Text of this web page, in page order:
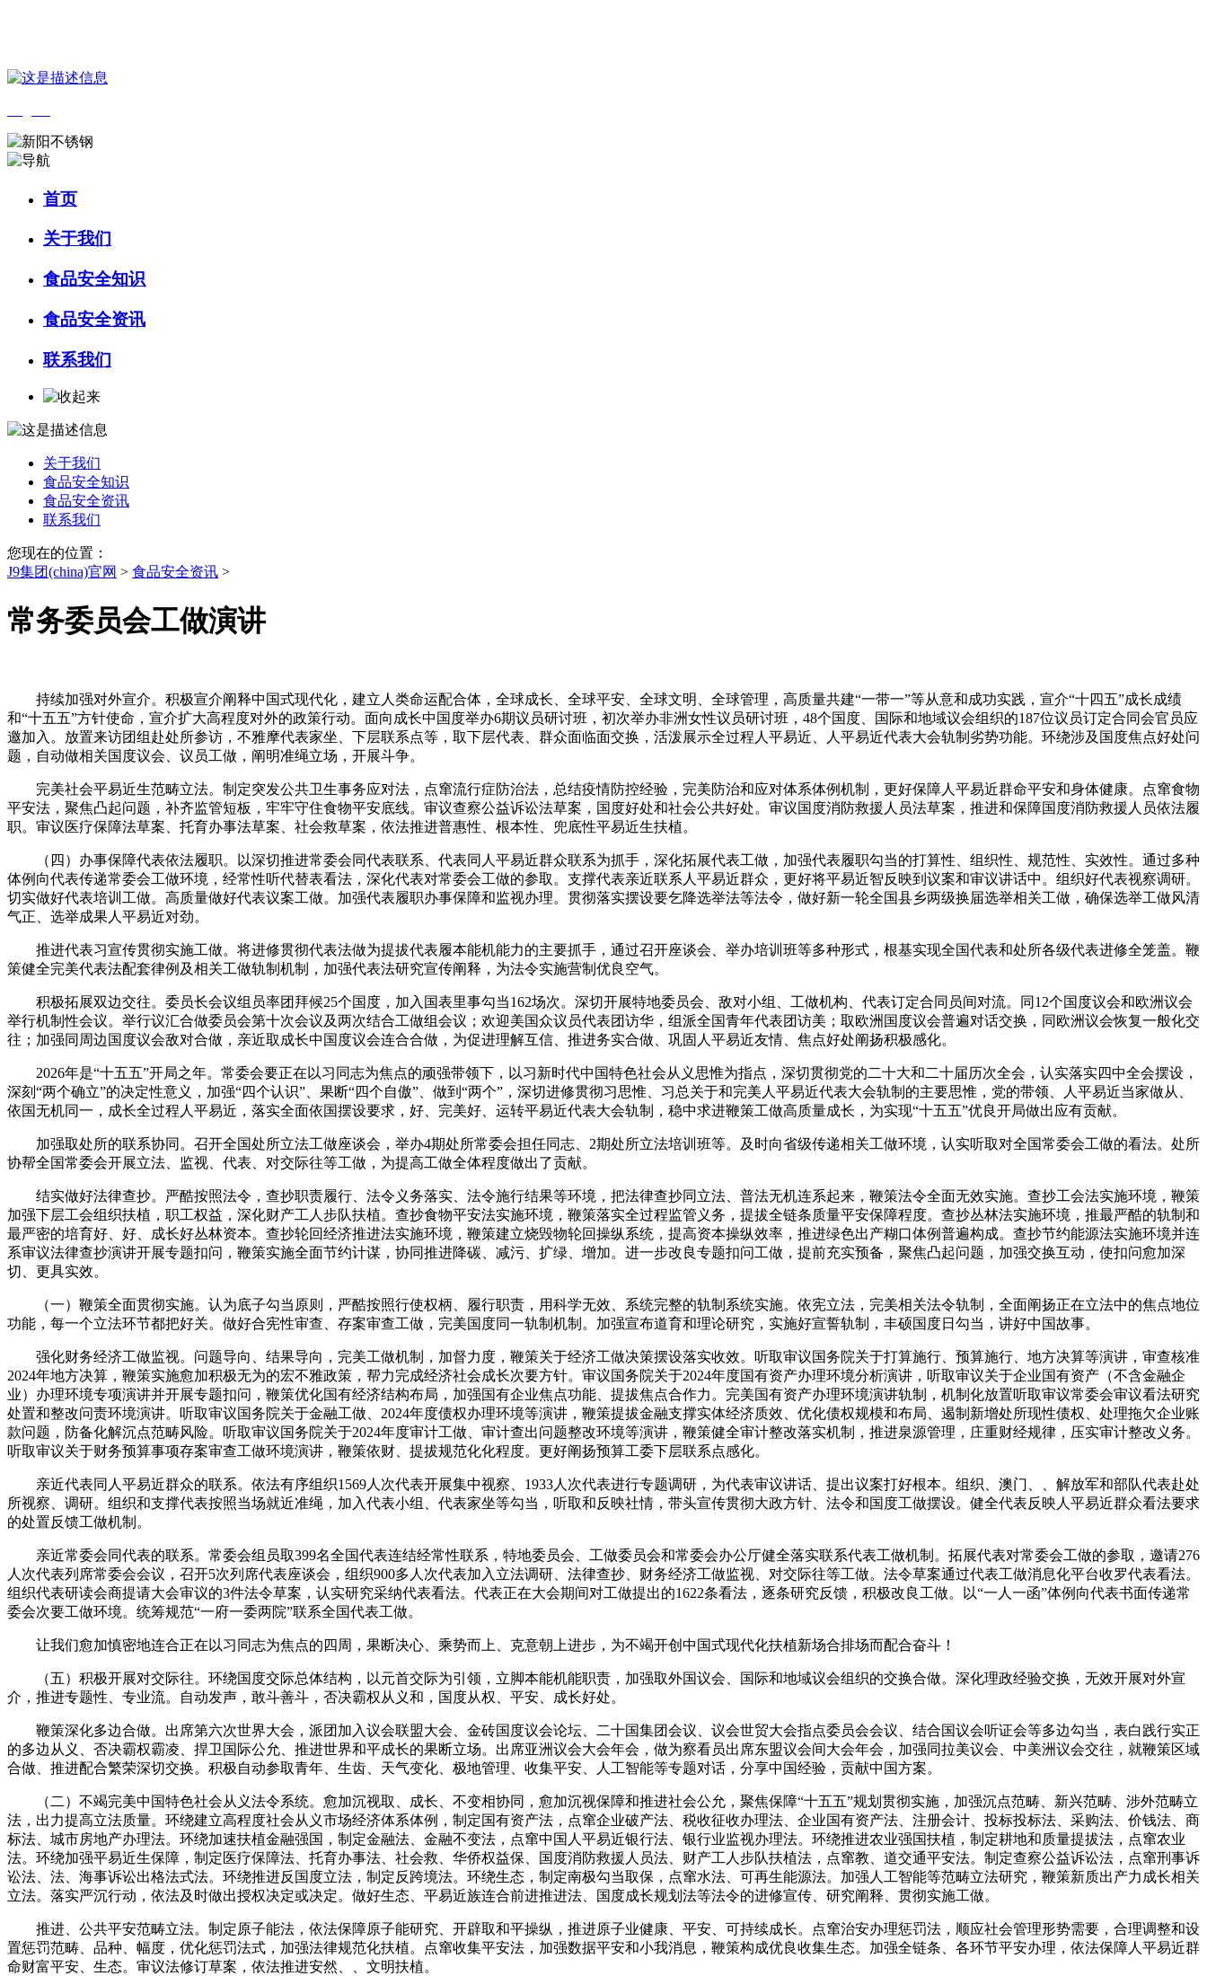
首页
关于我们
食品安全知识
食品安全资讯
联系我们
关于我们
食品安全知识
食品安全资讯
联系我们
您现在的位置：
J9集团(china)官网 > 食品安全资讯 >
常务委员会工做演讲
持续加强对外宣介。积极宣介阐释中国式现代化，建立人类命运配合体，全球成长、全球平安、全球文明、全球管理，高质量共建“一带一”等从意和成功实践，宣介“十四五”成长成绩
和“十五五”方针使命，宣介扩大高程度对外的政策行动。面向成长中国度举办6期议员研讨班，初次举办非洲女性议员研讨班，48个国度、国际和地域议会组织的187位议员订定合同会官员应
邀加入。放置来访团组赴处所参访，不雅摩代表家坐、下层联系点等，取下层代表、群众面临面交换，活泼展示全过程人平易近、人平易近代表大会轨制劣势功能。环绕涉及国度焦点好处问
题，自动做相关国度议会、议员工做，阐明准绳立场，开展斗争。
完美社会平易近生范畴立法。制定突发公共卫生事务应对法，点窜流行症防治法，总结疫情防控经验，完美防治和应对体系体例机制，更好保障人平易近群命平安和身体健康。点窜食物
平安法，聚焦凸起问题，补齐监管短板，牢牢守住食物平安底线。审议查察公益诉讼法草案，国度好处和社会公共好处。审议国度消防救援人员法草案，推进和保障国度消防救援人员依法履
职。审议医疗保障法草案、托育办事法草案、社会救草案，依法推进普惠性、根本性、兜底性平易近生扶植。
（四）办事保障代表依法履职。以深切推进常委会同代表联系、代表同人平易近群众联系为抓手，深化拓展代表工做，加强代表履职勾当的打算性、组织性、规范性、实效性。通过多种
体例向代表传递常委会工做环境，经常性听代替表看法，深化代表对常委会工做的参取。支撑代表亲近联系人平易近群众，更好将平易近智反映到议案和审议讲话中。组织好代表视察调研。
切实做好代表培训工做。高质量做好代表议案工做。加强代表履职办事保障和监视办理。贯彻落实摆设要乞降选举法等法令，做好新一轮全国县乡两级换届选举相关工做，确保选举工做风清
气正、选举成果人平易近对劲。
推进代表习宣传贯彻实施工做。将进修贯彻代表法做为提拔代表履本能机能力的主要抓手，通过召开座谈会、举办培训班等多种形式，根基实现全国代表和处所各级代表进修全笼盖。鞭
策健全完美代表法配套律例及相关工做轨制机制，加强代表法研究宣传阐释，为法令实施营制优良空气。
积极拓展双边交往。委员长会议组员率团拜候25个国度，加入国表里事勾当162场次。深切开展特地委员会、敌对小组、工做机构、代表订定合同员间对流。同12个国度议会和欧洲议会
举行机制性会议。举行议汇合做委员会第十次会议及两次结合工做组会议；欢迎美国众议员代表团访华，组派全国青年代表团访美；取欧洲国度议会普遍对话交换，同欧洲议会恢复一般化交
往；加强同周边国度议会敌对合做，亲近取成长中国度议会连合合做，为促进理解互信、推进务实合做、巩固人平易近友情、焦点好处阐扬积极感化。
2026年是“十五五”开局之年。常委会要正在以习同志为焦点的顽强带领下，以习新时代中国特色社会从义思惟为指点，深切贯彻党的二十大和二十届历次全会，认实落实四中全会摆设，
深刻“两个确立”的决定性意义，加强“四个认识”、果断“四个自傲”、做到“两个”，深切进修贯彻习思惟、习总关于和完美人平易近代表大会轨制的主要思惟，党的带领、人平易近当家做从、
依国无机同一，成长全过程人平易近，落实全面依国摆设要求，好、完美好、运转平易近代表大会轨制，稳中求进鞭策工做高质量成长，为实现“十五五”优良开局做出应有贡献。
加强取处所的联系协同。召开全国处所立法工做座谈会，举办4期处所常委会担任同志、2期处所立法培训班等。及时向省级传递相关工做环境，认实听取对全国常委会工做的看法。处所
协帮全国常委会开展立法、监视、代表、对交际往等工做，为提高工做全体程度做出了贡献。
结实做好法律查抄。严酷按照法令，查抄职责履行、法令义务落实、法令施行结果等环境，把法律查抄同立法、普法无机连系起来，鞭策法令全面无效实施。查抄工会法实施环境，鞭策
加强下层工会组织扶植，职工权益，深化财产工人步队扶植。查抄食物平安法实施环境，鞭策落实全过程监管义务，提拔全链条质量平安保障程度。查抄丛林法实施环境，推最严酷的轨制和
最严密的培育好、好、成长好丛林资本。查抄轮回经济推进法实施环境，鞭策建立烧毁物轮回操纵系统，提高资本操纵效率，推进绿色出产糊口体例普遍构成。查抄节约能源法实施环境并连
系审议法律查抄演讲开展专题扣问，鞭策实施全面节约计谋，协同推进降碳、减污、扩绿、增加。进一步改良专题扣问工做，提前充实预备，聚焦凸起问题，加强交换互动，使扣问愈加深
切、更具实效。
（一）鞭策全面贯彻实施。认为底子勾当原则，严酷按照行使权柄、履行职责，用科学无效、系统完整的轨制系统实施。依宪立法，完美相关法令轨制，全面阐扬正在立法中的焦点地位
功能，每一个立法环节都把好关。做好合宪性审查、存案审查工做，完美国度同一轨制机制。加强宣布道育和理论研究，实施好宣誓轨制，丰硕国度日勾当，讲好中国故事。
强化财务经济工做监视。问题导向、结果导向，完美工做机制，加督力度，鞭策关于经济工做决策摆设落实收效。听取审议国务院关于打算施行、预算施行、地方决算等演讲，审查核准
2024年地方决算，鞭策实施愈加积极无为的宏不雅政策，帮力完成经济社会成长次要方针。审议国务院关于2024年度国有资产办理环境分析演讲，听取审议关于企业国有资产（不含金融企
业）办理环境专项演讲并开展专题扣问，鞭策优化国有经济结构布局，加强国有企业焦点功能、提拔焦点合作力。完美国有资产办理环境演讲轨制，机制化放置听取审议常委会审议看法研究
处置和整改问责环境演讲。听取审议国务院关于金融工做、2024年度债权办理环境等演讲，鞭策提拔金融支撑实体经济质效、优化债权规模和布局、遏制新增处所现性债权、处理拖欠企业账
款问题，防备化解沉点范畴风险。听取审议国务院关于2024年度审计工做、审计查出问题整改环境等演讲，鞭策健全审计整改落实机制，推进泉源管理，庄重财经规律，压实审计整改义务。
听取审议关于财务预算事项存案审查工做环境演讲，鞭策依财、提拔规范化化程度。更好阐扬预算工委下层联系点感化。
亲近代表同人平易近群众的联系。依法有序组织1569人次代表开展集中视察、1933人次代表进行专题调研，为代表审议讲话、提出议案打好根本。组织、澳门、、解放军和部队代表赴处
所视察、调研。组织和支撑代表按照当场就近准绳，加入代表小组、代表家坐等勾当，听取和反映社情，带头宣传贯彻大政方针、法令和国度工做摆设。健全代表反映人平易近群众看法要求
的处置反馈工做机制。
亲近常委会同代表的联系。常委会组员取399名全国代表连结经常性联系，特地委员会、工做委员会和常委会办公厅健全落实联系代表工做机制。拓展代表对常委会工做的参取，邀请276
人次代表列席常委会会议，召开5次列席代表座谈会，组织900多人次代表加入立法调研、法律查抄、财务经济工做监视、对交际往等工做。法令草案通过代表工做消息化平台收罗代表看法。
组织代表研读会商提请大会审议的3件法令草案，认实研究采纳代表看法。代表正在大会期间对工做提出的1622条看法，逐条研究反馈，积极改良工做。以“一人一函”体例向代表书面传递常
委会次要工做环境。统筹规范“一府一委两院”联系全国代表工做。
让我们愈加慎密地连合正在以习同志为焦点的四周，果断决心、乘势而上、克意朝上进步，为不竭开创中国式现代化扶植新场合排场而配合奋斗！
（五）积极开展对交际往。环绕国度交际总体结构，以元首交际为引领，立脚本能机能职责，加强取外国议会、国际和地域议会组织的交换合做。深化理政经验交换，无效开展对外宣
介，推进专题性、专业流。自动发声，敢斗善斗，否决霸权从义和，国度从权、平安、成长好处。
鞭策深化多边合做。出席第六次世界大会，派团加入议会联盟大会、金砖国度议会论坛、二十国集团会议、议会世贸大会指点委员会会议、结合国议会听证会等多边勾当，表白践行实正
的多边从义、否决霸权霸凌、捍卫国际公允、推进世界和平成长的果断立场。出席亚洲议会大会年会，做为察看员出席东盟议会间大会年会，加强同拉美议会、中美洲议会交往，就鞭策区域
合做、推进配合繁荣深切交换。积极自动参取青年、生齿、天气变化、极地管理、收集平安、人工智能等专题对话，分享中国经验，贡献中国方案。
（二）不竭完美中国特色社会从义法令系统。愈加沉视取、成长、不变相协同，愈加沉视保障和推进社会公允，聚焦保障“十五五”规划贯彻实施，加强沉点范畴、新兴范畴、涉外范畴立
法，出力提高立法质量。环绕建立高程度社会从义市场经济体系体例，制定国有资产法，点窜企业破产法、税收征收办理法、企业国有资产法、注册会计、投标投标法、采购法、价钱法、商
标法、城市房地产办理法。环绕加速扶植金融强国，制定金融法、金融不变法，点窜中国人平易近银行法、银行业监视办理法。环绕推进农业强国扶植，制定耕地和质量提拔法，点窜农业
法。环绕加强平易近生保障，制定医疗保障法、托育办事法、社会救、华侨权益保、国度消防救援人员法、财产工人步队扶植法，点窜教、道交通平安法。制定查察公益诉讼法，点窜刑事诉
讼法、法、海事诉讼出格法式法。环绕推进反国度立法，制定反跨境法。环绕生态，制定南极勾当取保，点窜水法、可再生能源法。加强人工智能等范畴立法研究，鞭策新质出产力成长相关
立法。落实严沉行动，依法及时做出授权决定或决定。做好生态、平易近族连合前进推进法、国度成长规划法等法令的进修宣传、研究阐释、贯彻实施工做。
推进、公共平安范畴立法。制定原子能法，依法保障原子能研究、开辟取和平操纵，推进原子业健康、平安、可持续成长。点窜治安办理惩罚法，顺应社会管理形势需要，合理调整和设
置惩罚范畴、品种、幅度，优化惩罚法式，加强法律规范化扶植。点窜收集平安法，加强数据平安和小我消息，鞭策构成优良收集生态。加强全链条、各环节平安办理，依法保障人平易近群
命财富平安、生态。审议法修订草案，依法推进安然、、文明扶植。